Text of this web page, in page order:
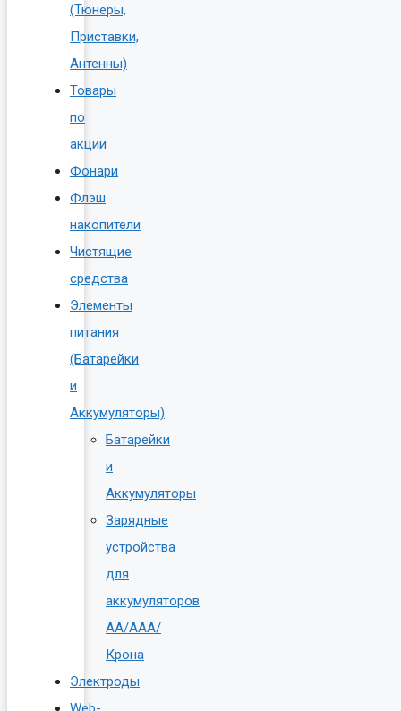
(Тюнеры,
Приставки,
Антенны)
Товары
по
акции
Фонари
Флэш
накопители
Чистящие
средства
Элементы
питания
(Батарейки
и
Аккумуляторы)
Батарейки
и
Аккумуляторы
Зарядные
устройства
для
аккумуляторов
AA/AAA/
Крона
Электроды